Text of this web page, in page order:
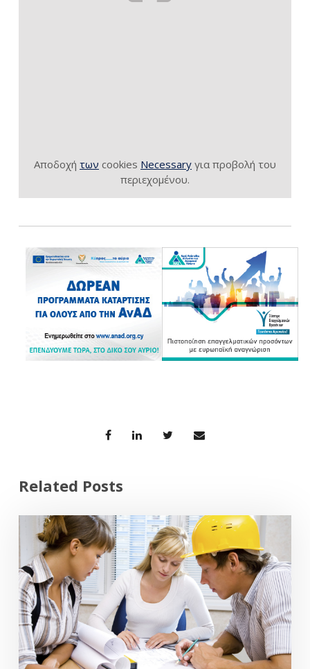
Αποδοχή των cookies Necessary για προβολή του
περιεχομένου.
Related Posts